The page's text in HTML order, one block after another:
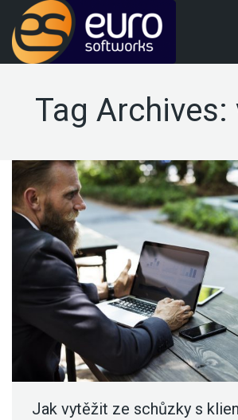
Tag Archives:
Jak vytěžit ze schůzky s